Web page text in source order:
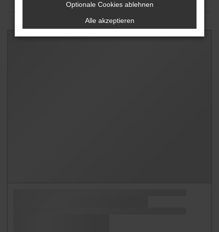
Optionale Cookies ablehnen
Alle akzeptieren